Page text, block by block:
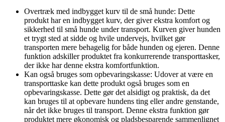
Overtræk med indbygget kurv til de små hunde: Dette
produkt har en indbygget kurv, der giver ekstra komfort og
sikkerhed til små hunde under transport. Kurven giver hunden
et trygt sted at sidde og hvile undervejs, hvilket gør
transporten mere behagelig for både hunden og ejeren. Denne
funktion adskiller produktet fra konkurrerende transporttasker,
der ikke har denne ekstra komfortfunktion.
Kan også bruges som opbevaringskasse: Udover at være en
transporttaske kan dette produkt også bruges som en
opbevaringskasse. Dette gør det alsidigt og praktisk, da det
kan bruges til at opbevare hundens ting eller andre genstande,
når det ikke bruges til transport. Denne ekstra funktion gør
produktet mere økonomisk og pladsbesparende sammenlignet